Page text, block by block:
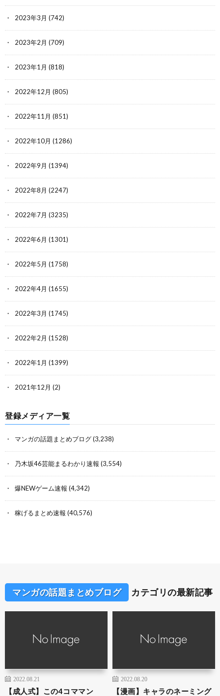
2023年3月 (742)
2023年2月 (709)
2023年1月 (818)
2022年12月 (805)
2022年11月 (851)
2022年10月 (1286)
2022年9月 (1394)
2022年8月 (2247)
2022年7月 (3235)
2022年6月 (1301)
2022年5月 (1758)
2022年4月 (1655)
2022年3月 (1745)
2022年2月 (1528)
2022年1月 (1399)
2021年12月 (2)
登録メディア一覧
マンガの話題まとめブログ(3,238)
乃木坂46芸能まるわかり速報 (3,554)
爆NEWゲーム速報 (4,342)
稼げるまとめ速報 (40,576)
マンガの話題まとめブログ カテゴリの最新記事
2022.08.21
【成人式】この4コママン
2022.08.20
【漫画】キャラのネーミング